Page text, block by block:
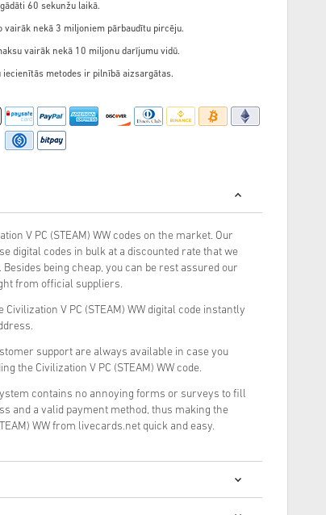
60 sekunžu laikā.
vairāk nekā 3 miljoniem pārbaudītu pircēju.
vairāk nekā 10 miljonu darījumu vidū.
iecienītās metodes ir pilnībā aizsargātas.
V PC (STEAM) WW codes on the market. Our
digital codes in bulk at a discounted rate that we
being cheap, you can be rest assured our
from official suppliers.
V PC (STEAM) WW digital code instantly
support are always available in case you
the Civilization V PC (STEAM) WW code.
contains no annoying forms or surveys to fill
and a valid payment method, thus making the
WW from livecards.net quick and easy.